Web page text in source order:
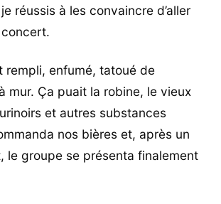
réussis à les convaincre d’aller
rempli, enfumé, tatoué de
mur. Ça puait la robine, le vieux
et autres substances
nos bières et, après un
le groupe se présenta finalement